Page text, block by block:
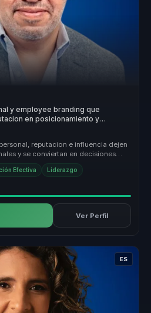
y employee branding que
en posicionamiento y
reputacion e influencia dejen
y se conviertan en decisiones
Efectiva Liderazgo
Ver Perfil
ES